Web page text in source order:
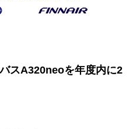
スA320neoを年度内に2